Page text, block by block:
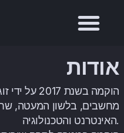
אודות
מחשבים, בלשון המעטה,
האינטרנט והטכנולוגיה.